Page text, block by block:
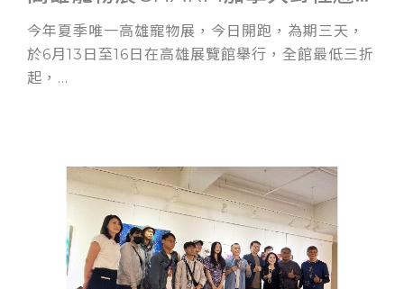
今年夏季唯一高雄寵物展，今日開跑，為期三天，
於6月13日至16日在高雄展覽館舉行，全館最低三折
起，...